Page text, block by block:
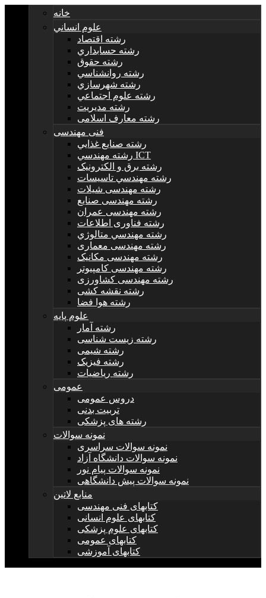
خانه
علوم انساني
رشته اقتصاد
رشته حسابداري
رشته حقوق
رشته روانشناسي
رشته شهرسازي
رشته علوم اجتماعي
رشته مديريت
رشته معارف اسلامی
فنی مهندسی
رشته صنايع غذايي
رشته مهندسي ICT
رشته برق و الکترونيک
رشته مهندسي تاسيسات
رشته مهندسی شیلات
رشته مهندسی صنایع
رشته مهندسی عمران
رشته فناوری اطلاعات
رشته مهندسي متالوژي
رشته مهندسی معماری
رشته مهندسی مکانیک
رشته مهندسی کامپیوتر
رشته مهندسی کشاورزی
رشته نقشه کشی
رشته هوا فضا
علوم پایه
رشته آمار
رشته زیست شناسی
رشته شیمی
رشته فیزیک
رشته ریاضیات
عمومی
دروس عمومی
تربیت بدنی
رشته های پزشکی
نمونه سوالات
نمونه سوالات سراسری
نمونه سوالات دانشگاه آزاد
نمونه سوالات پیام نور
نمونه سوالات پیش دانشگاهی
منابع لاتین
کتابهای فنی مهندسی
کتابهای علوم انسانی
کتابهای علوم پزشکی
کتابهای عمومی
کتابهای آموزشی